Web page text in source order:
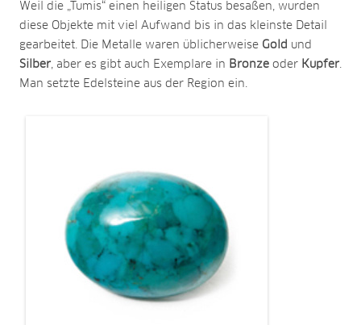
Weil die „Tumis“ einen heiligen Status besaßen, wurden
diese Objekte mit viel Aufwand bis in das kleinste Detail
gearbeitet. Die Metalle waren üblicherweise Gold und
Silber , aber es gibt auch Exemplare in Bronze oder Kupfer
Man setzte Edelsteine aus der Region ein.